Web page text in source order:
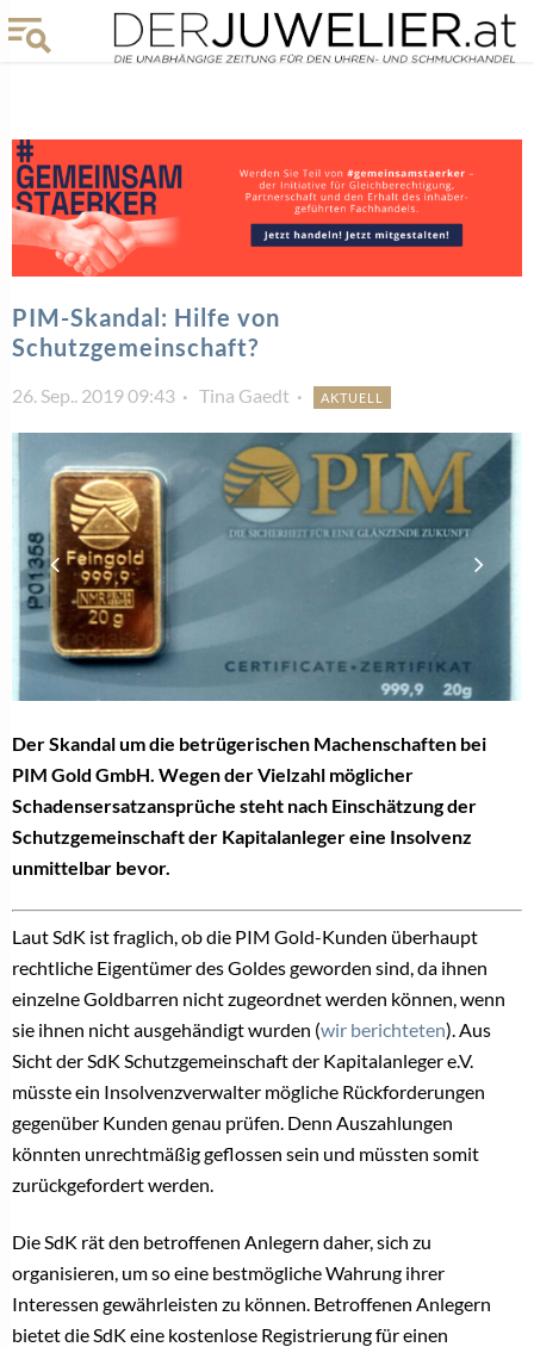
PIM-Skandal: Hilfe von
Schutzgemeinschaft?
26. Sep.. 2019 09:43 Tina Gaedt AKTUELL
Der Skandal um die betrügerischen Machenschaften bei
PIM Gold GmbH. Wegen der Vielzahl möglicher
Schadensersatzansprüche steht nach Einschätzung der
Schutzgemeinschaft der Kapitalanleger eine Insolvenz
unmittelbar bevor.
Laut SdK ist fraglich, ob die PIM Gold-Kunden überhaupt
rechtliche Eigentümer des Goldes geworden sind, da ihnen
einzelne Goldbarren nicht zugeordnet werden können, wenn
sie ihnen nicht ausgehändigt wurden (wir berichteten). Aus
Sicht der SdK Schutzgemeinschaft der Kapitalanleger e.V.
müsste ein Insolvenzverwalter mögliche Rückforderungen
gegenüber Kunden genau prüfen. Denn Auszahlungen
könnten unrechtmäßig geflossen sein und müssten somit
zurückgefordert werden.
Die SdK rät den betroffenen Anlegern daher, sich zu
organisieren, um so eine bestmögliche Wahrung ihrer
Interessen gewährleisten zu können. Betroffenen Anlegern
bietet die SdK eine kostenlose Registrierung für einen